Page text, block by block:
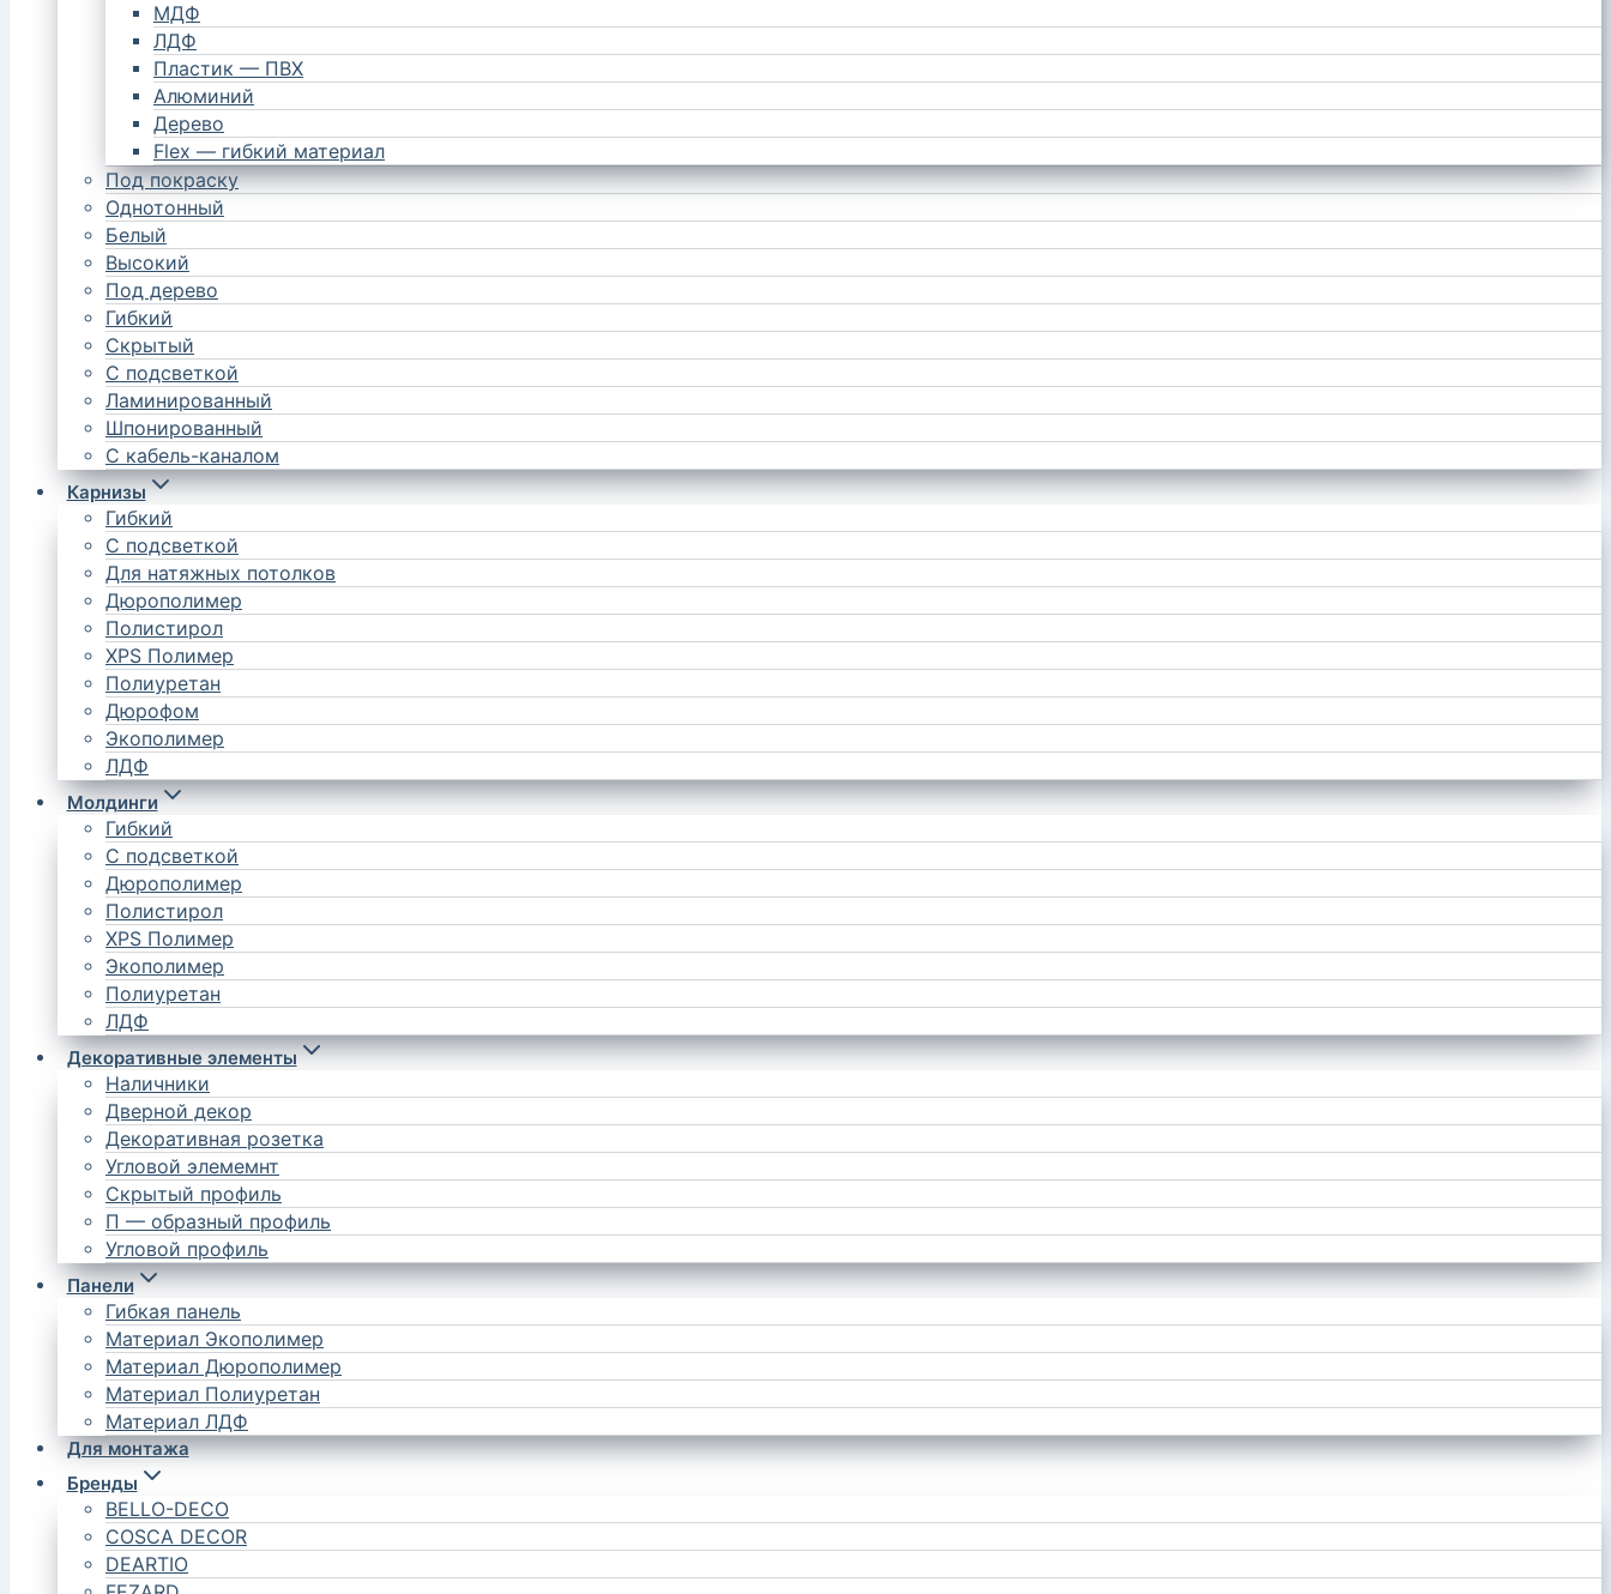
МДФ
ЛДФ
Пластик — ПВХ
Алюминий
Дерево
Flex — гибкий материал
Под покраску
Однотонный
Белый
Высокий
Под дерево
Гибкий
Скрытый
С подсветкой
Ламинированный
Шпонированный
С кабель-каналом
Карнизы
Гибкий
С подсветкой
Для натяжных потолков
Дюрополимер
Полистирол
XPS Полимер
Полиуретан
Дюрофом
Экополимер
ЛДФ
Молдинги
Гибкий
С подсветкой
Дюрополимер
Полистирол
XPS Полимер
Экополимер
Полиуретан
ЛДФ
Декоративные элементы
Наличники
Дверной декор
Декоративная розетка
Угловой элемемнт
Скрытый профиль
П — образный профиль
Угловой профиль
Панели
Гибкая панель
Материал Экополимер
Материал Дюрополимер
Материал Полиуретан
Материал ЛДФ
Для монтажа
Бренды
BELLO-DECO
COSCA DECOR
DEARTIO